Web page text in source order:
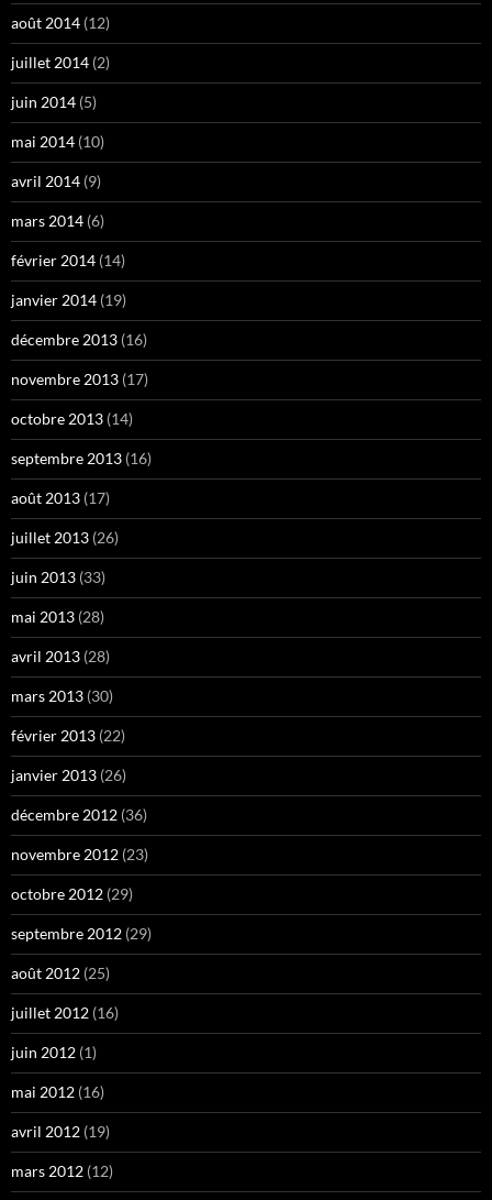
août 2014 (12)
juillet 2014 (2)
juin 2014 (5)
mai 2014 (10)
avril 2014 (9)
mars 2014 (6)
février 2014 (14)
janvier 2014 (19)
décembre 2013 (16)
novembre 2013 (17)
octobre 2013 (14)
septembre 2013 (16)
août 2013 (17)
juillet 2013 (26)
juin 2013 (33)
mai 2013 (28)
avril 2013 (28)
mars 2013 (30)
février 2013 (22)
janvier 2013 (26)
décembre 2012 (36)
novembre 2012 (23)
octobre 2012 (29)
septembre 2012 (29)
août 2012 (25)
juillet 2012 (16)
juin 2012 (1)
mai 2012 (16)
avril 2012 (19)
mars 2012 (12)